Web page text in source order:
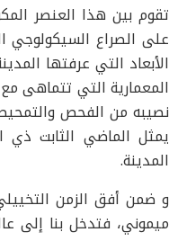
تقوم بين هذا العنصر
على الصراع السيكولوجي
الأبعاد التي عرفتها
المعمارية التي تتماهى
نصيبه من الفحص
يمثل الماضي الثابت
المدينة.
و ضمن أفق الزمن
ميموني، فتدخل بنا إلى